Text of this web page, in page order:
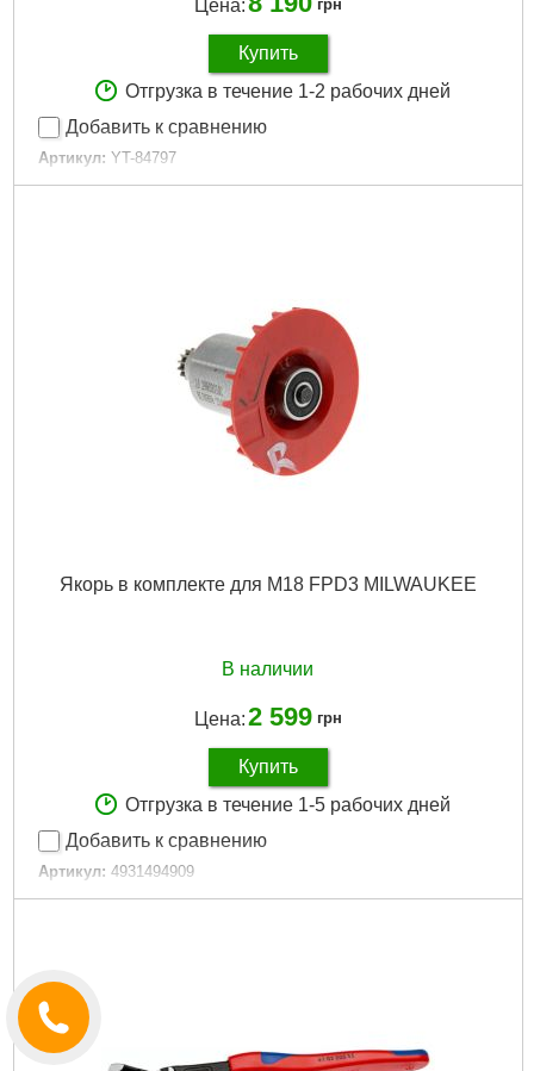
Цена: грн
Купить
Отгрузка в течение 1-2 рабочих дней
Добавить к сравнению
Артикул: YT-84797
Код товара: 30.82.68
Якорь в комплекте для M18 FPD3 MILWAUKEE
В наличии
Цена:2 599 грн
Купить
Отгрузка в течение 1-5 рабочих дней
Добавить к сравнению
Артикул: 4931494909
Код товара: 31.22.82